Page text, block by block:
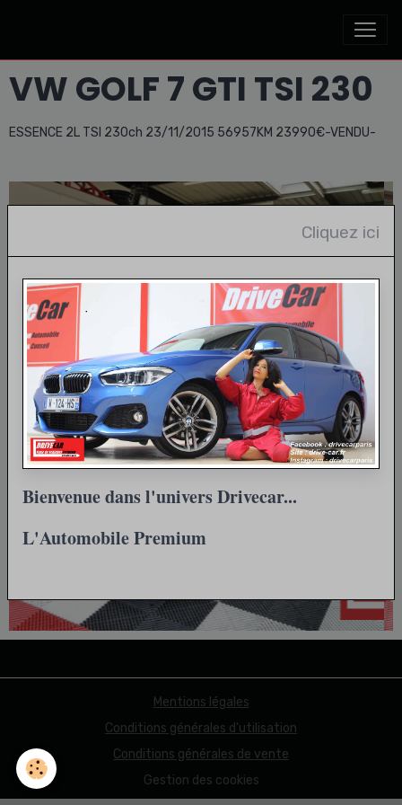
VW GOLF 7 GTI TSI 230
ESSENCE 2L TSI 230ch 23/11/2015 56957KM 23990€-VENDU-
Mentions légales
Conditions générales d'utilisation
Conditions générales de vente
Gestion des cookies
Cliquez ici
Bienvenue dans l'univers Drivecar...
L'Automobile Premium